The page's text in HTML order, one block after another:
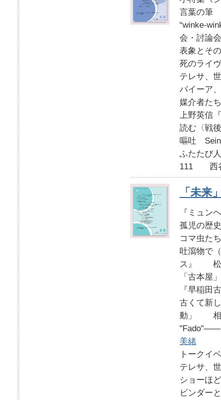
言葉の筆
“winke-
会・討
表象とそ
死のラ
テレサ、
バイー
媒介者
上野英信
読む〈
嘔吐
ふたたび
111 西
「未来
『ミュン
孤児の
コマ虫た
吐瀉物で
ス』 松
「古本屋
『早稲
古くて新
動」 相
美緒
トーク
テレサ、
ショーほ
ビンダ